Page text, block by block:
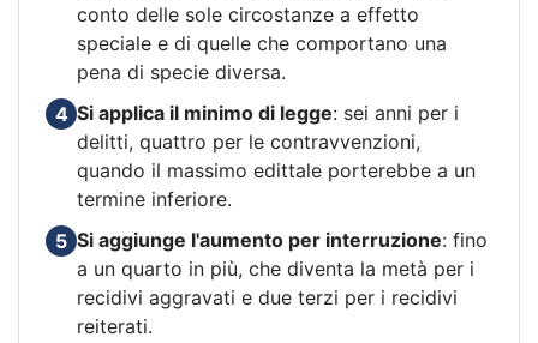
conto delle sole circostanze a effetto
speciale e di quelle che comportano una
pena di specie diversa.
4 Si applica il minimo di legge: sei anni per i
delitti, quattro per le contravvenzioni,
quando il massimo edittale porterebbe a un
termine inferiore.
5 Si aggiunge l'aumento per interruzione: fino
a un quarto in più, che diventa la metà per i
recidivi aggravati e due terzi per i recidivi
reiterati.